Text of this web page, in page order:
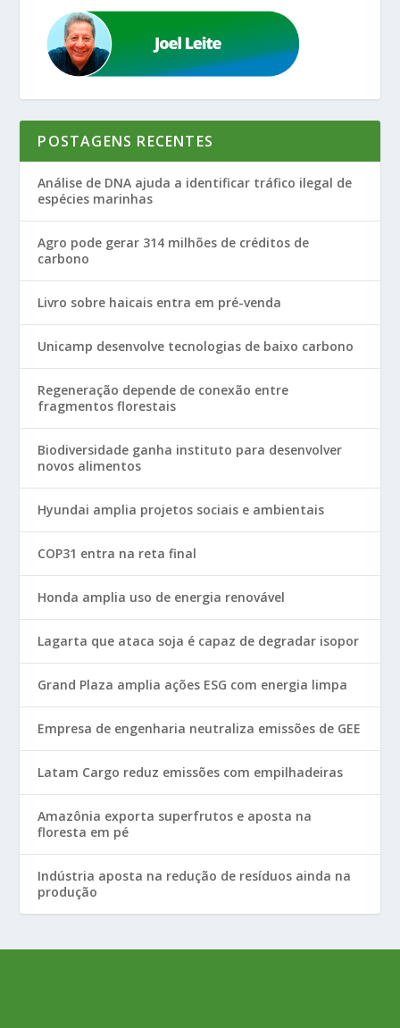
POSTAGENS RECENTES
Análise de DNA ajuda a identificar tráfico ilegal de
espécies marinhas
Agro pode gerar 314 milhões de créditos de
carbono
Livro sobre haicais entra em pré-venda
Unicamp desenvolve tecnologias de baixo carbono
Regeneração depende de conexão entre
fragmentos florestais
Biodiversidade ganha instituto para desenvolver
novos alimentos
Hyundai amplia projetos sociais e ambientais
COP31 entra na reta final
Honda amplia uso de energia renovável
Lagarta que ataca soja é capaz de degradar isopor
Grand Plaza amplia ações ESG com energia limpa
Empresa de engenharia neutraliza emissões de GEE
Latam Cargo reduz emissões com empilhadeiras
Amazônia exporta superfrutos e aposta na
floresta em pé
Indústria aposta na redução de resíduos ainda na
produção